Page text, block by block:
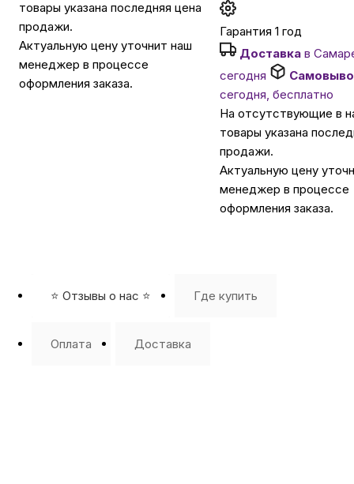
Автомобильные аксессуары
Сервисный центр Apple в Самаре
Подарочные сертификаты
Аудио
товары указана последняя цена
продажи.
Актуальную цену уточнит наш
менеджер в процессе
оформления заказа.
Гарантия 1 год
Доставка в
сегодня
сегодня, бесплатно
На отсутствующие в
товары указана
продажи.
Актуальную цену
менеджер в процессе
оформления заказа.
⭐️ Отзывы о нас ⭐️ Где купить
Оплата Доставка